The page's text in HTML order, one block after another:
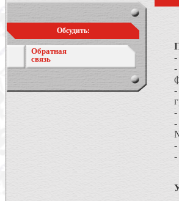
Обсудить:
Обратная
связь
-
-
-
-
-
-
-